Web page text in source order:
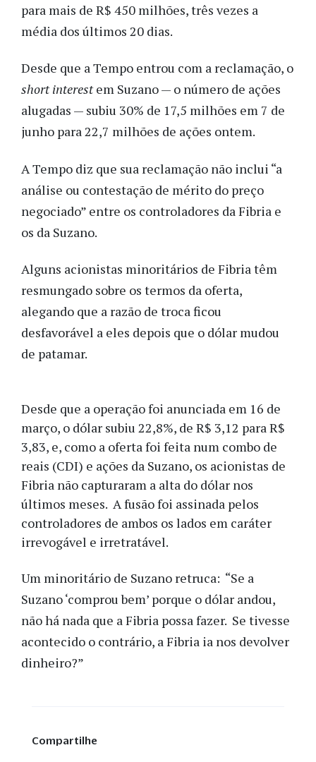
para mais de R$ 450 milhões, três vezes a
média dos últimos 20 dias.
Desde que a Tempo entrou com a reclamação, o
short interestem Suzano — o número de ações
alugadas — subiu 30% de 17,5 milhões em 7 de
junho para 22,7 milhões de ações ontem.
A Tempo diz que sua reclamação não inclui “a
análise ou contestação de mérito do preço
negociado” entre os controladores da Fibria e
os da Suzano.
Alguns acionistas minoritários de Fibria têm
resmungado sobre os termos da oferta,
alegando que a razão de troca ficou
desfavorável a eles depois que o dólar mudou
de patamar.
Desde que a operação foi anunciada em 16 de
março, o dólar subiu 22,8%, de R$ 3,12 para R$
3,83, e, como a oferta foi feita num combo de
reais (CDI) e ações da Suzano, os acionistas de
Fibria não capturaram a alta do dólar nos
últimos meses. A fusão foi assinada pelos
controladores de ambos os lados em caráter
irrevogável e irretratável.
Um minoritário de Suzano retruca: “Se a
Suzano ‘comprou bem’ porque o dólar andou,
não há nada que a Fibria possa fazer. Se tivesse
acontecido o contrário, a Fibria ia nos devolver
dinheiro?”
Compartilhe